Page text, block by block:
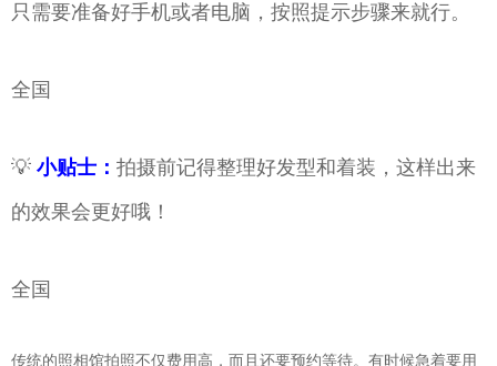
只需要准备好手机或者电脑，按照提示步骤来就行。
全国
💡 小贴士： 拍摄前记得整理好发型和着装，这样出来
的效果会更好哦！
全国
传统的照相馆拍照不仅费用高，而且还要预约等待。有时候急着要用